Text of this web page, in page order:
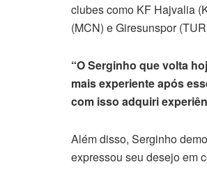
clubes como KF Hajvalia
(MCN) e Giresunspor
“O Serginho que volta
mais experiente após
com isso adquiri
Além disso, Serginho
expressou seu desejo em